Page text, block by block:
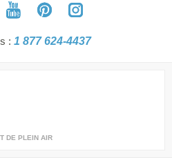
: 1 877 624-4437
DE PLEIN AIR